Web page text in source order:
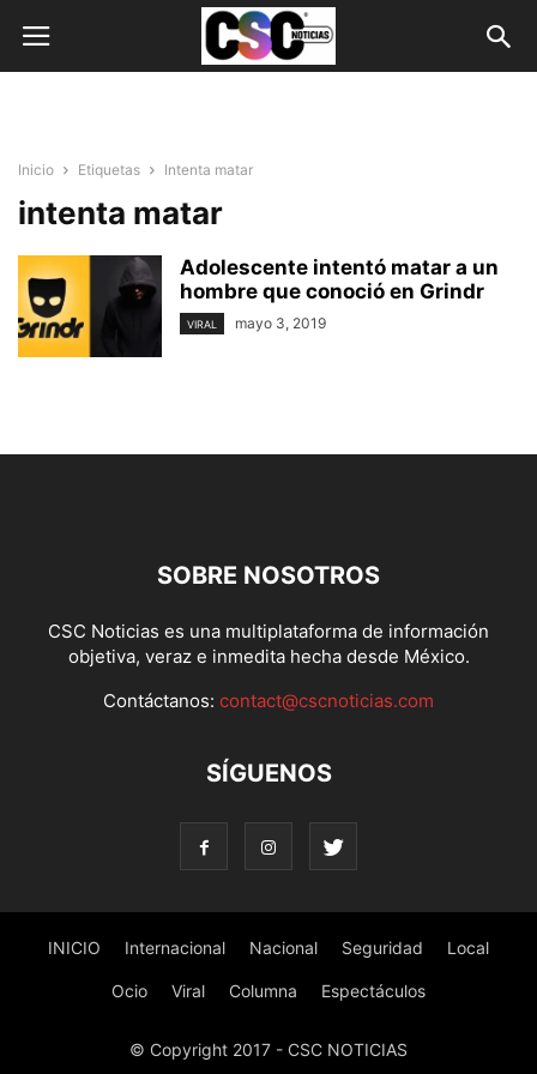
Inicio Etiquetas Intenta matar
intenta matar
Adolescente intentó matar a un
hombre que conoció en Grindr
VIRAL mayo 3, 2019
SOBRE NOSOTROS
CSC Noticias es una multiplataforma de información
objetiva, veraz e inmedita hecha desde México.
Contáctanos: contact@cscnoticias.com
SÍGUENOS
INICIO Internacional Nacional Seguridad Local
Ocio Viral Columna Espectáculos
© Copyright 2017 - CSC NOTICIAS